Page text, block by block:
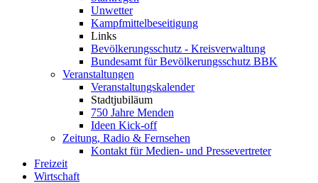
Unwetter
Kampfmittelbeseitigung
Links
Bevölkerungsschutz - Kreisverwaltung
Bundesamt für Bevölkerungsschutz BBK
Veranstaltungen
Veranstaltungskalender
Stadtjubiläum
750 Jahre Menden
Ideen Kick-off
Zeitung, Radio & Fernsehen
Kontakt für Medien- und Pressevertreter
Freizeit
Wirtschaft